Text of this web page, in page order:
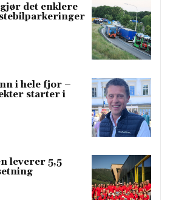
det enklere
i hele fjor –
starter i
leverer 5,5